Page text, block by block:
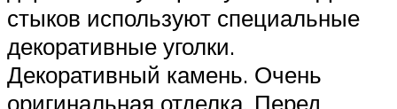
стыков используют специальные
декоративные уголки.
Декоративный камень. Очень
оригинальная отделка. Перед